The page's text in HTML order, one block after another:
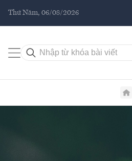
Thứ Năm, 06/08/2026